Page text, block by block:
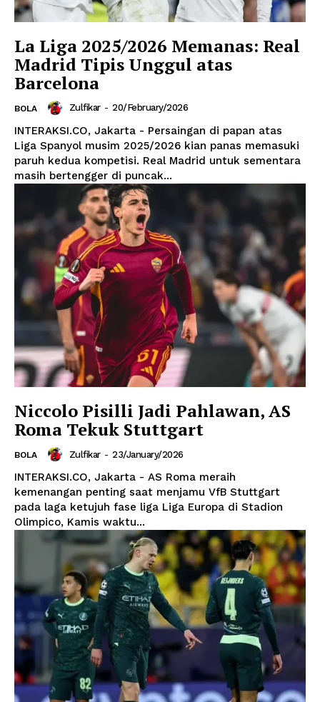
La Liga 2025/2026 Memanas: Real
Madrid Tipis Unggul atas
Barcelona
BOLA Zulfikar - 20/February/2026
INTERAKSI.CO, Jakarta - Persaingan di papan atas
Liga Spanyol musim 2025/2026 kian panas memasuki
paruh kedua kompetisi. Real Madrid untuk sementara
masih bertengger di puncak...
Niccolo Pisilli Jadi Pahlawan, AS
Roma Tekuk Stuttgart
BOLA Zulfikar - 23/January/2026
INTERAKSI.CO, Jakarta - AS Roma meraih
kemenangan penting saat menjamu VfB Stuttgart
pada laga ketujuh fase liga Liga Europa di Stadion
Olimpico, Kamis waktu...